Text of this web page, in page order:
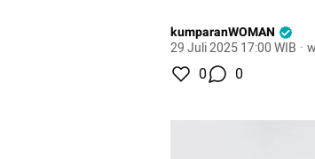
kumparanWOMAN
29 Juli 2025 17:00 WIB ·
0 0